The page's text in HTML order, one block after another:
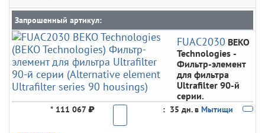
Запрошенный артикул:
FUAC2030 BEKO
Technologies-
Фильтр-элемент
для фильтра
Ultrafilter 90-й
серии.
* 111 067 ₽ : 35 дн. в Мытищи